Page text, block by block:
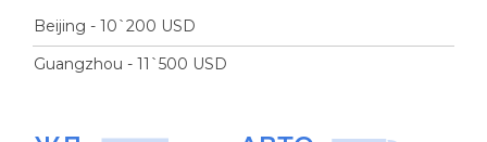
Beijing - 10`200 USD
Guangzhou - 11`500 USD